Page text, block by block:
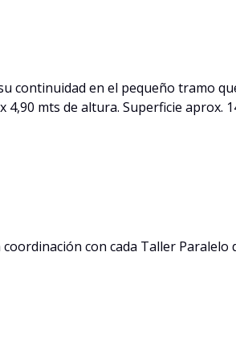
continuidad en el pequeño tramo
mts de altura. Superficie aprox.
con cada Taller